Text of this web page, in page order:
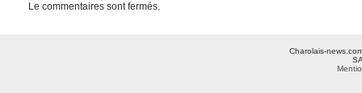
Le commentaires sont fermés.
Charolais-